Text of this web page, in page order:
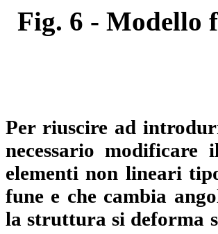
Fig. 6 - Modello
Per riuscire ad
necessario
elementi non lineari
fune e che cambia
la struttura si deforma